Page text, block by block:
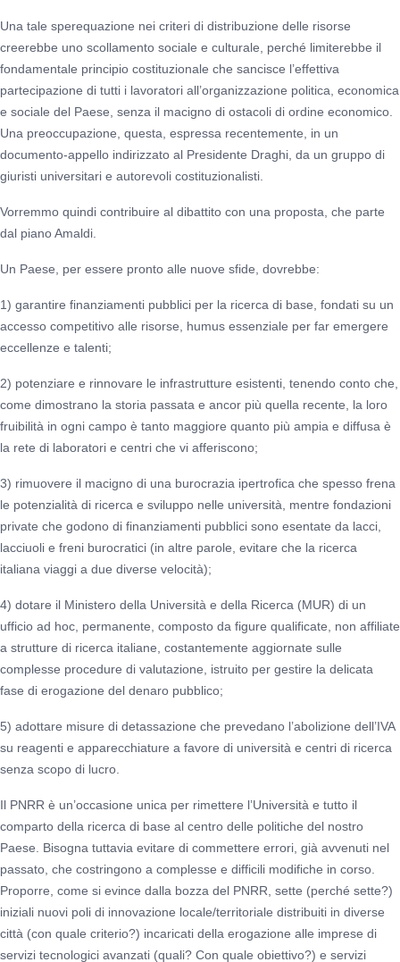
Una tale sperequazione nei criteri di distribuzione delle risorse
creerebbe uno scollamento sociale e culturale, perché limiterebbe il
fondamentale principio costituzionale che sancisce l’effettiva
partecipazione di tutti i lavoratori all’organizzazione politica, economica
e sociale del Paese, senza il macigno di ostacoli di ordine economico.
Una preoccupazione, questa, espressa recentemente, in un
documento-appello indirizzato al Presidente Draghi, da un gruppo di
giuristi universitari e autorevoli costituzionalisti.
Vorremmo quindi contribuire al dibattito con una proposta, che parte
dal piano Amaldi.
Un Paese, per essere pronto alle nuove sfide, dovrebbe:
1) garantire finanziamenti pubblici per la ricerca di base, fondati su un
accesso competitivo alle risorse, humus essenziale per far emergere
eccellenze e talenti;
2) potenziare e rinnovare le infrastrutture esistenti, tenendo conto che,
come dimostrano la storia passata e ancor più quella recente, la loro
fruibilità in ogni campo è tanto maggiore quanto più ampia e diffusa è
la rete di laboratori e centri che vi afferiscono;
3) rimuovere il macigno di una burocrazia ipertrofica che spesso frena
le potenzialità di ricerca e sviluppo nelle università, mentre fondazioni
private che godono di finanziamenti pubblici sono esentate da lacci,
lacciuoli e freni burocratici (in altre parole, evitare che la ricerca
italiana viaggi a due diverse velocità);
4) dotare il Ministero della Università e della Ricerca (MUR) di un
ufficio ad hoc, permanente, composto da figure qualificate, non affiliate
a strutture di ricerca italiane, costantemente aggiornate sulle
complesse procedure di valutazione, istruito per gestire la delicata
fase di erogazione del denaro pubblico;
5) adottare misure di detassazione che prevedano l’abolizione dell’IVA
su reagenti e apparecchiature a favore di università e centri di ricerca
senza scopo di lucro.
Il PNRR è un’occasione unica per rimettere l’Università e tutto il
comparto della ricerca di base al centro delle politiche del nostro
Paese. Bisogna tuttavia evitare di commettere errori, già avvenuti nel
passato, che costringono a complesse e difficili modifiche in corso.
Proporre, come si evince dalla bozza del PNRR, sette (perché sette?)
iniziali nuovi poli di innovazione locale/territoriale distribuiti in diverse
città (con quale criterio?) incaricati della erogazione alle imprese di
servizi tecnologici avanzati (quali? Con quale obiettivo?) e servizi